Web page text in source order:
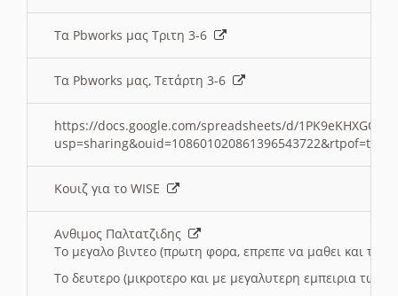
Τα Pbworks μας Τριτη 3-6
Τα Pbworks μας, Τετάρτη 3-6
https://docs.google.com/spreadsheets/d/
Κουιζ για το WISE
Ανθιμος Παλτατζιδης
Το μεγαλο βιντεο (πρωτη φορα, επρεπε να μαθει και το
Το δευτερο (μικροτερο και με μεγαλυτερη εμπειρια